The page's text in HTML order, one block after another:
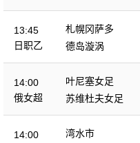
13:45
日职乙
札幌冈萨多
德岛漩涡
14:00
俄女超
叶尼塞女足
苏维杜夫女足
14:00
湾水市